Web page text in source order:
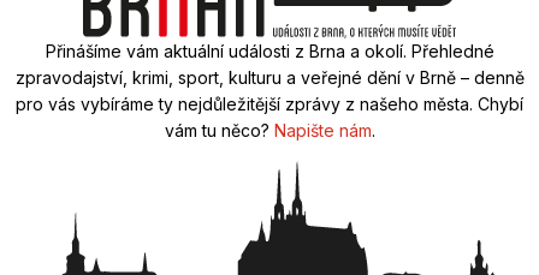
Přinášíme vám aktuální události z Brna a okolí. Přehledné
zpravodajství, krimi, sport, kulturu a veřejné dění v Brně – denně
pro vás vybíráme ty nejdůležitější zprávy z našeho města. Chybí
vám tu něco? Napište nám.